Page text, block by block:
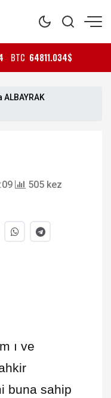
BTC 64811.034$
ALBAYRAK
505 kez
ı ve
buna sahip